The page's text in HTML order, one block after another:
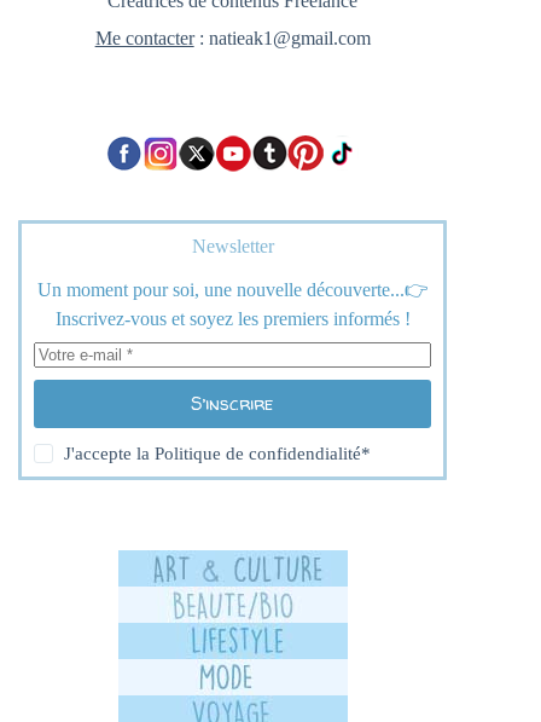
Me contacter: natieak1@gmail.com
Newsletter
Un moment pour soi, une nouvelle découverte...👉
Inscrivez-vous et soyez les premiers informés !
S’inscrire
J'accepte laPolitique de confidendialité*